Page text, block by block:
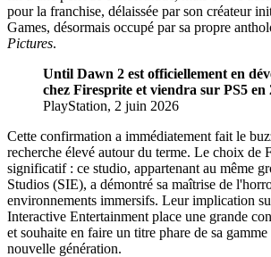
pour la franchise, délaissée par son créateur
Games, désormais occupé par sa propre
Pictures.
Until Dawn 2 est officiellement en
chez Firesprite et viendra sur PS5 en
PlayStation, 2 juin 2026
Cette confirmation a immédiatement fait le
recherche élevé autour du terme. Le choix de
significatif : ce studio, appartenant au même
Studios (SIE), a démontré sa maîtrise de
environnements immersifs. Leur implication
Interactive Entertainment place une grande
et souhaite en faire un titre phare de sa
nouvelle génération.